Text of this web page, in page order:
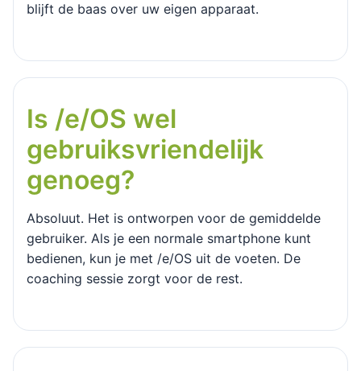
blijft de baas over uw eigen apparaat.
Is /e/OS wel
gebruiksvriendelijk
genoeg?
Absoluut. Het is ontworpen voor de gemiddelde
gebruiker. Als je een normale smartphone kunt
bedienen, kun je met /e/OS uit de voeten. De
coaching sessie zorgt voor de rest.